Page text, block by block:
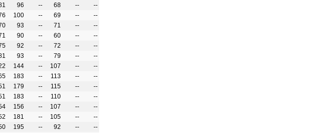
96 -- 68 --
--
100 -- 69 --
--
93 -- 71 --
--
90 -- 60 --
--
92 -- 72 --
--
93 -- 79 --
--
144 -- 107 --
--
183 -- 113 --
--
179 -- 115 --
--
183 -- 110 --
--
156 -- 107 --
--
181 -- 105 --
--
195 -- 92 --
--